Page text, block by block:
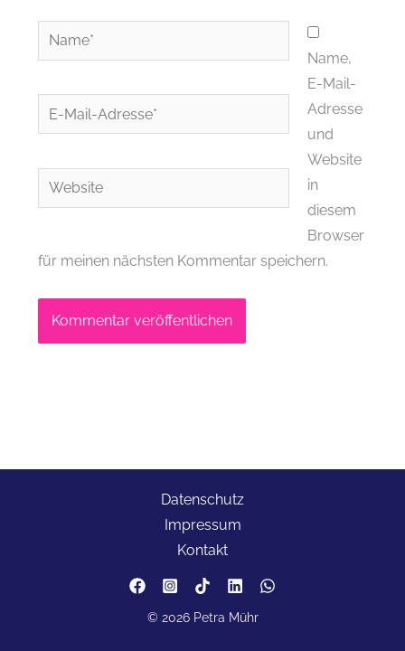
Name*
E-
Mail-
Website
Name,
E-Mail-
Adresse
und
Website
in
diesem
Browser
für meinen nächsten Kommentar speichern.
Datenschutz
Impressum
Kontakt
© 2026 Petra Mühr